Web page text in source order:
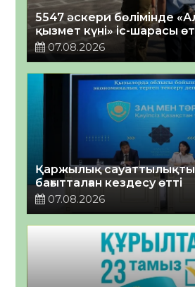
5547 әскери бөлімінде
қызмет күні» іс-шарасы
07.08.2026
Қаржылық сауаттылықты
бағытталған кездесу өтті
07.08.2026